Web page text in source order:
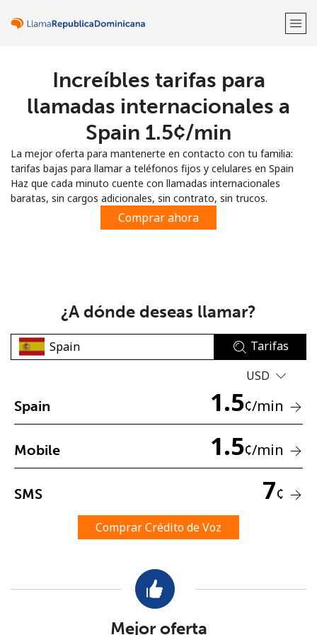
¡Bienvenido!
Regístrate con
Mínimo 8 caracteres
Una letra mayúscula y una minúscula
Un caracter especial
Mantente en contacto para recibir nuestras mejores
Increíbles tarifas para
llamadas internacionales a
Spain ⁦1.5¢⁩/min
La mejor oferta para mantenerte en contacto con tu familia:
tarifas bajas para llamar a teléfonos fijos y celulares en Spain
Haz que cada minuto cuente con llamadas internacionales
baratas, sin cargos adicionales, sin contrato, sin trucos.
Comprar ahora
¿A dónde deseas llamar?
Tarifas
USD
Spain 1.5¢/min
Mobile 1.5¢/min
SMS 7¢
Comprar Crédito de Voz
Mejor oferta